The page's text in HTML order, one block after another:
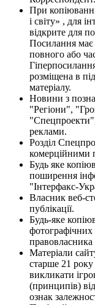
При
і світу» , для
відкрите для
Посилання має
повного або
розміщена в
матеріалу.
Новини з
"Регіони",
реклами.
Розділ
комерційними
Будь яке
поширення
"Інтерфакс-
Власник веб-
публікації.
Будь-яке
фотографічних
правовласника
Матеріали
старше 21
викликати
(принципів)
ознак